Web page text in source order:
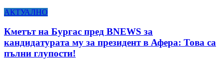
АКТУАЛНО
Кметът на Бургас пред BNEWS за
кандидатурата му за президент в Афера: Това са
пълни глупости!